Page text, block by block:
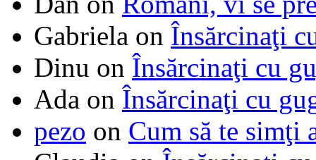
Gabriela on Însărcinaţi
Dinu on Însărcinaţi cu
Ada on Însărcinaţi cu
pezo on Cum să te simţi